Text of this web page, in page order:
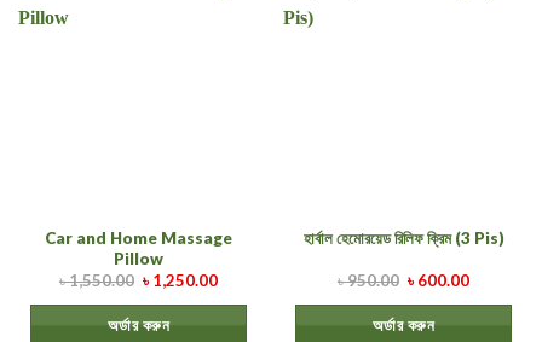
Car and Home Massage
Pillow
৳1,550.00 ৳1,250.00
অর্ডার করুন
হার্বাল হেমোরয়েড রিলিফ ক্রিম (3 Pis)
৳950.00 ৳600.00
অর্ডার করুন